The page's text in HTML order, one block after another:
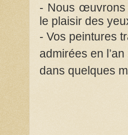
- Nous œuvrons
le plaisir des
- Vos peintures
admirées en
dans quelques